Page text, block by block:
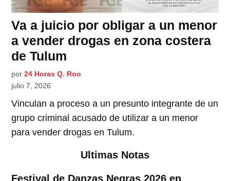
Va a juicio por obligar a un menor
a vender drogas en zona costera
de Tulum
por 24 Horas Q. Roo
julio 7, 2026
Vinculan a proceso a un presunto integrante de un
grupo criminal acusado de utilizar a un menor
para vender drogas en Tulum.
Ultimas Notas
Festival de Danzas Negras 2026 en